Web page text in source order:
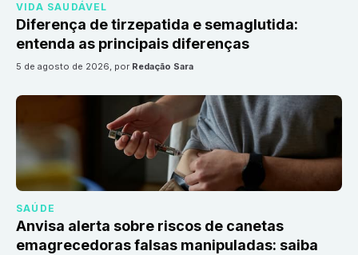
VIDA SAUDÁVEL
Diferença de tirzepatida e semaglutida:
entenda as principais diferenças
5 de agosto de 2026, por Redação Sara
SAÚDE
Anvisa alerta sobre riscos de canetas
emagrecedoras falsas manipuladas: saiba